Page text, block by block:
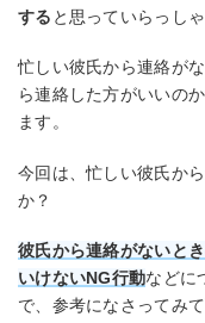
する と思っていらっし
忙しい彼氏から連絡が
ら連絡した方がいいの
ます。
今回は、忙しい彼氏か
か？
彼氏から連絡がないと
いけないNG行動などに
で、参考になさってみて